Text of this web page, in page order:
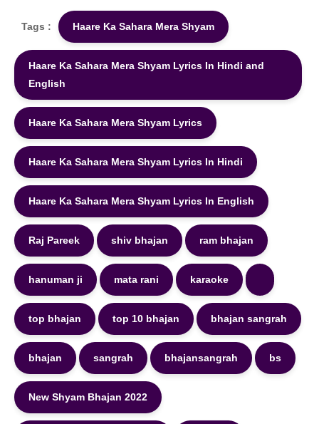
Tags : Haare Ka Sahara Mera Shyam
Haare Ka Sahara Mera Shyam Lyrics In Hindi and
English
Haare Ka Sahara Mera Shyam Lyrics
Haare Ka Sahara Mera Shyam Lyrics In Hindi
Haare Ka Sahara Mera Shyam Lyrics In English
Raj Pareek shiv bhajan ram bhajan
hanuman ji mata rani karaoke
top bhajan top 10 bhajan bhajan sangrah
bhajan sangrah bhajansangrah bs
New Shyam Bhajan 2022